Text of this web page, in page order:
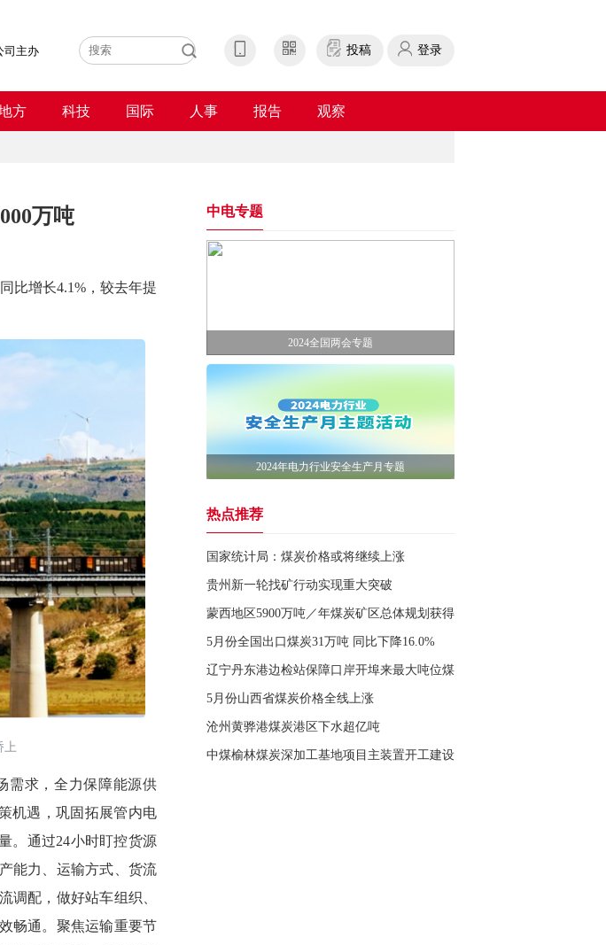
司主办 投稿 登录
方 科技 国际 人事 报告 观察
万吨
比增长4.1%，较去年提
上
求，全力保障能源供
机遇，巩固拓展管内电
。通过24小时盯控货源
能力、运输方式、货流
调配，做好站车组织、
畅通。聚焦运输重要节
中电专题
2024全国两会专题
2024年电力行业安全生产月专题
热点推荐
国家统计局：煤炭价格或将继续上涨
贵州新一轮找矿行动实现重大突破
蒙西地区5900万吨／年煤炭矿区总体规划获得国家发改委批复
5月份全国出口煤炭31万吨 同比下降16.0%
辽宁丹东港边检站保障口岸开埠来最大吨位煤炭船舶通关
5月份山西省煤炭价格全线上涨
沧州黄骅港煤炭港区下水超亿吨
中煤榆林煤炭深加工基地项目主装置开工建设